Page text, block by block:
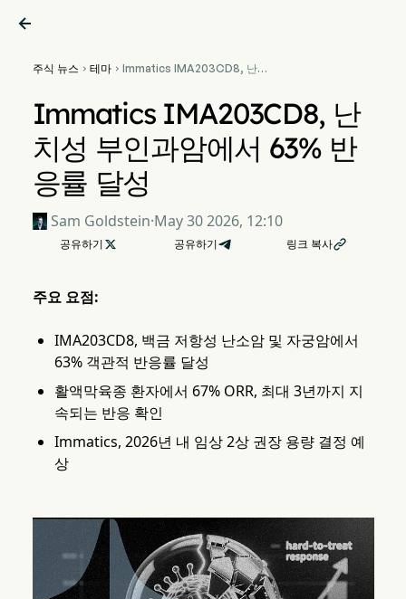

주식 뉴스  테마 Immatics IMA203CD8, 난
Immatics IMA203CD8, 난
치성 부인과암에서 63% 반
응률 달성
Sam Goldstein·May 30 2026, 12:10
공유하기  공유하기 링크 복사
주요 요점:
IMA203CD8, 백금 저항성 난소암 및 자궁암에서
63% 객관적 반응률 달성
활액막육종 환자에서 67% ORR, 최대 3년까지 지
속되는 반응 확인
Immatics, 2026년 내 임상 2상 권장 용량 결정 예
상